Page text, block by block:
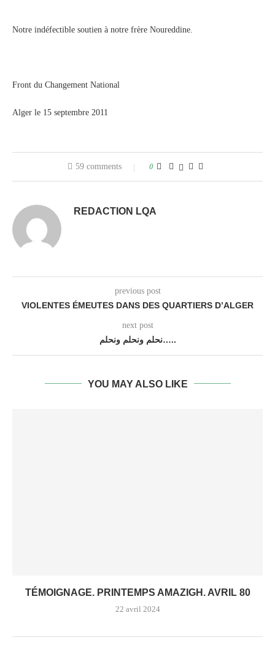
Notre indéfectible soutien à notre frère Noureddine.
Front du Changement National
Alger le 15 septembre 2011
59 comments 0
REDACTION LQA
previous post
VIOLENTES ÉMEUTES DANS DES QUARTIERS D’ALGER
next post
نحلم ونحلم ونحلم…..
YOU MAY ALSO LIKE
TÉMOIGNAGE. PRINTEMPS AMAZIGH. AVRIL 80
22 avril 2024